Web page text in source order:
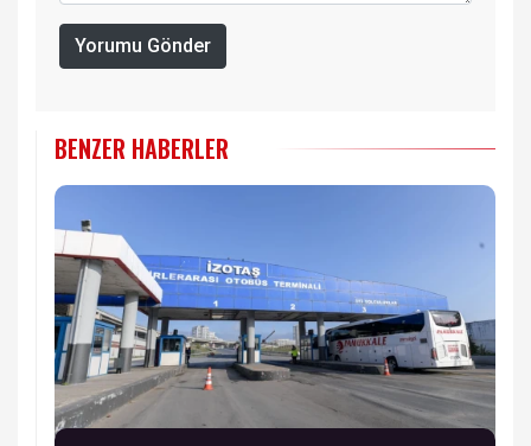
Yorumu Gönder
BENZER HABERLER